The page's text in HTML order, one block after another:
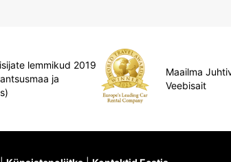
lemmikud 2019
ja
Maailma
Veebisait